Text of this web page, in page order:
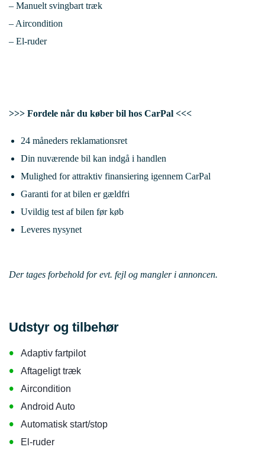
– Manuelt svingbart træk
– Aircondition
– El-ruder
>>> Fordele når du køber bil hos CarPal <<<
24 måneders reklamationsret
Din nuværende bil kan indgå i handlen
Mulighed for attraktiv finansiering igennem CarPal
Garanti for at bilen er gældfri
Uvildig test af bilen før køb
Leveres nysynet
Der tages forbehold for evt. fejl og mangler i annoncen.
Udstyr og tilbehør
• Adaptiv fartpilot
• Aftageligt træk
• Aircondition
• Android Auto
• Automatisk start/stop
• El-ruder